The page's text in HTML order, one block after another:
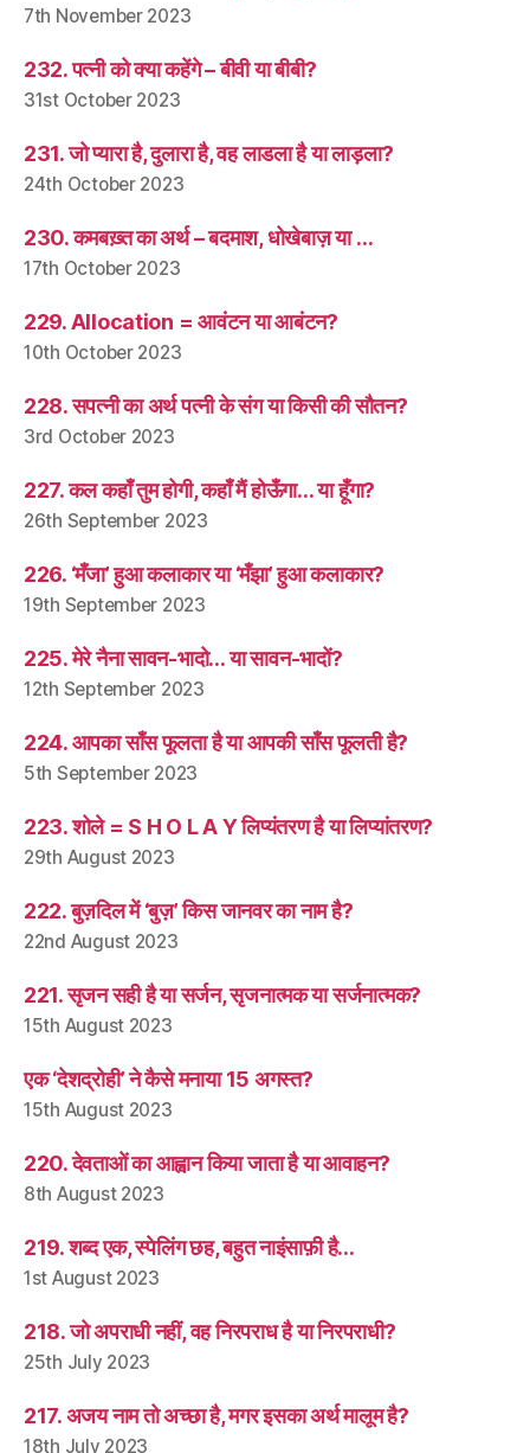
7th November 2023
232. पत्नी को क्या कहेंगे – बीवी या बीबी?
31st October 2023
231. जो प्यारा है, दुलारा है, वह लाडला है या लाड़ला?
24th October 2023
230. कमबख़्त का अर्थ – बदमाश, धोखेबाज़ या …
17th October 2023
229. Allocation = आवंटन या आबंटन?
10th October 2023
228. सपत्नी का अर्थ पत्नी के संग या किसी की सौतन?
3rd October 2023
227. कल कहाँ तुम होगी, कहाँ मैं होऊँगा… या हूँगा?
26th September 2023
226. ‘मँजा’ हुआ कलाकार या ‘मँझा’ हुआ कलाकार?
19th September 2023
225. मेरे नैना सावन-भादो… या सावन-भादों?
12th September 2023
224. आपका साँस फूलता है या आपकी साँस फूलती है?
5th September 2023
223. शोले = S H O L A Y लिप्यंतरण है या लिप्यांतरण?
29th August 2023
222. बुज़दिल में ‘बुज़’ किस जानवर का नाम है?
22nd August 2023
221. सृजन सही है या सर्जन, सृजनात्मक या सर्जनात्मक?
15th August 2023
एक ‘देशद्रोही’ ने कैसे मनाया 15 अगस्त?
15th August 2023
220. देवताओं का आह्वान किया जाता है या आवाहन?
8th August 2023
219. शब्द एक, स्पेलिंग छह, बहुत नाइंसाफ़ी है…
1st August 2023
218. जो अपराधी नहीं, वह निरपराध है या निरपराधी?
25th July 2023
217. अजय नाम तो अच्छा है, मगर इसका अर्थ मालूम है?
18th July 2023